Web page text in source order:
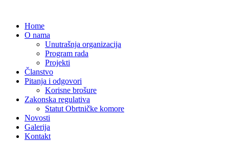
Home
O nama
Unutrašnja organizacija
Program rada
Projekti
Članstvo
Pitanja i odgovori
Korisne brošure
Zakonska regulativa
Statut Obrtničke komore
Novosti
Galerija
Kontakt